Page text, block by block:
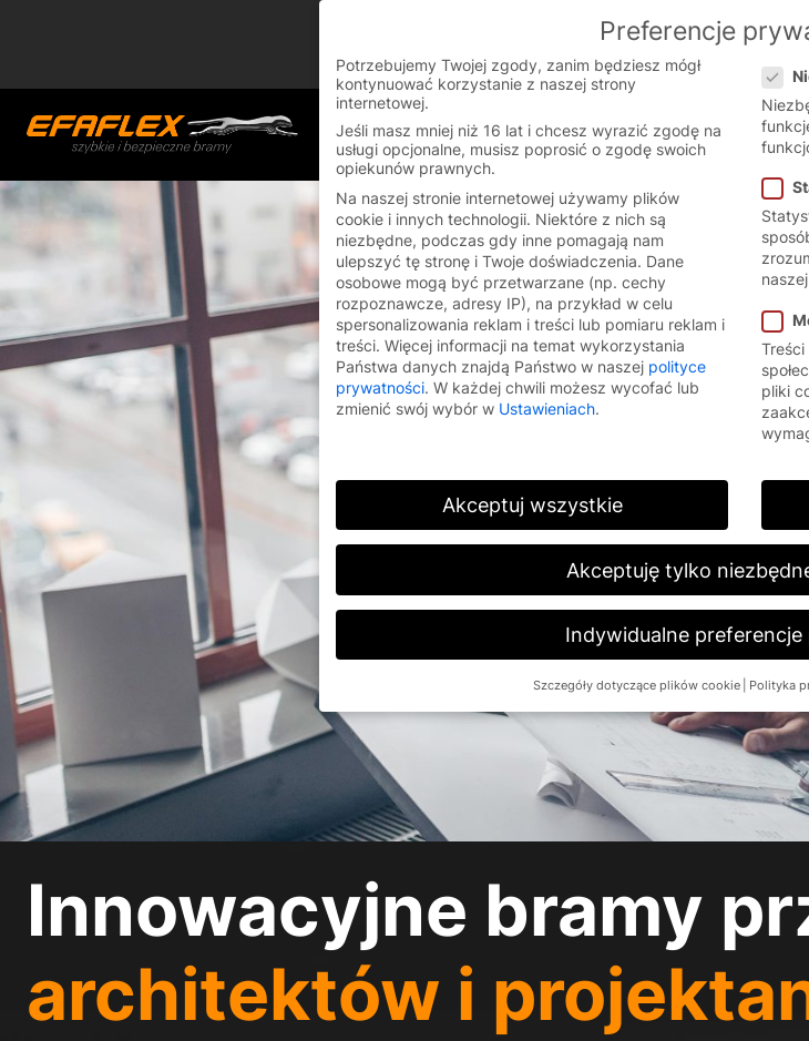
You are currently on the Polish website.
English
Innowacyjne bramy
architektów i
Preferencje
Potrzebujemy Twojej zgody, zanim będziesz mógł
kontynuować korzystanie z naszej strony
internetowej.
Jeśli masz mniej niż 16 lat i chcesz wyrazić zgodę na
usługi opcjonalne, musisz poprosić o zgodę swoich
opiekunów prawnych.
Na naszej stronie internetowej używamy plików
cookie i innych technologii. Niektóre z nich są
niezbędne, podczas gdy inne pomagają nam
ulepszyć tę stronę i Twoje doświadczenia. Dane
osobowe mogą być przetwarzane (np. cechy
rozpoznawcze, adresy IP), na przykład w celu
spersonalizowania reklam i treści lub pomiaru reklam i
treści. Więcej informacji na temat wykorzystania
Państwa danych znajdą Państwo w naszej polityce
prywatności. W każdej chwili możesz wycofać lub
zmienić swój wybór w Ustawieniach.
pliki
Akceptuj wszystkie
Akceptuję tylko
Indywidualne
Szczegóły dotyczące plików cookie Polityka
Preferencje
Jeśli masz mniej niż 16 lat i chcesz wyrazić zgodę na usługi
opiekunów prawnych.
Na naszej stronie internetowej używamy plików cookie i innych
podczas gdy inne pomagają nam ulepszyć tę stronę i Twoje
przetwarzane (np. cechy rozpoznawcze, adresy IP), na
polityce prywatności
Tutaj znajdziesz przegląd wszystkich używanych plików
wyświetlić dalsze informacje i wybrać określone pliki cookie.
Akceptuj wszystkie Akceptuję tylko
Preferencje prywatności
Niezbędne (1)